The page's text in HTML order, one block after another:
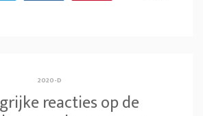
2020-D
reacties op de